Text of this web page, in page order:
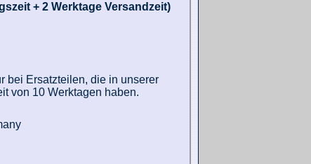
+ 2 Werktage Versandzeit)
bei Ersatzteilen, die in unserer
von 10 Werktagen haben.